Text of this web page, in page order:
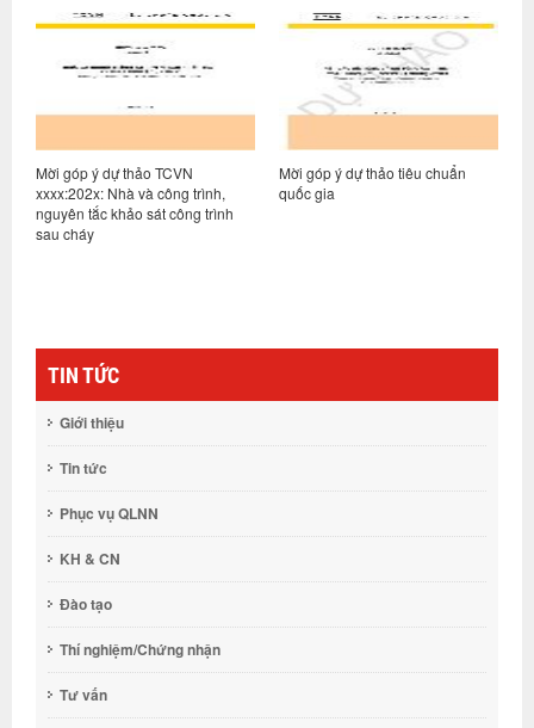
Mời góp ý dự thảo TCVN
xxxx:202x: Nhà và công trình,
nguyên tắc khảo sát công trình
sau cháy
Mời góp ý dự thảo tiêu chuẩn
quốc gia
TIN TỨC
Giới thiệu
Tin tức
Phục vụ QLNN
KH & CN
Đào tạo
Thí nghiệm/Chứng nhận
Tư vấn